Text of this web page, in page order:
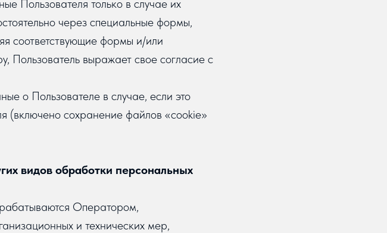
Пользователя только в случае их
через специальные формы,
соответствующие формы и/или
Пользователь выражает свое согласие с
о Пользователе в случае, если это
(включено сохранение файлов «cookie»
видов обработки персональных
Оператором,
и технических мер,